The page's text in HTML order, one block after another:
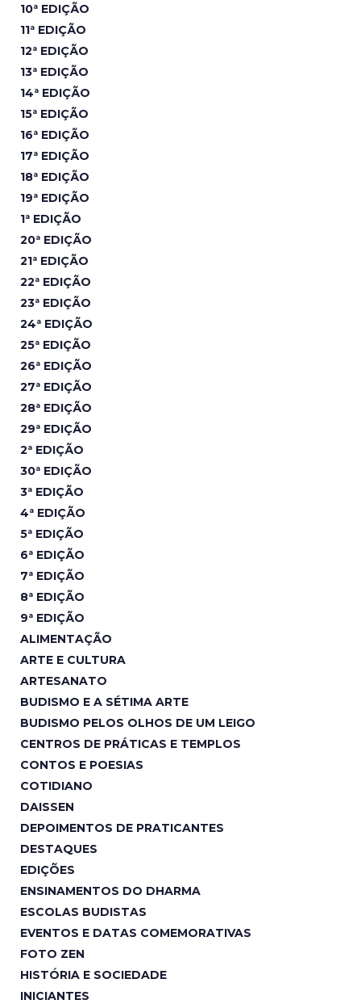
10ª EDIÇÃO
11ª EDIÇÃO
12ª EDIÇÃO
13ª EDIÇÃO
14ª EDIÇÃO
15ª EDIÇÃO
16ª EDIÇÃO
17ª EDIÇÃO
18ª EDIÇÃO
19ª EDIÇÃO
1ª EDIÇÃO
20ª EDIÇÃO
21ª EDIÇÃO
22ª EDIÇÃO
23ª EDIÇÃO
24ª EDIÇÃO
25ª EDIÇÃO
26ª EDIÇÃO
27ª EDIÇÃO
28ª EDIÇÃO
29ª EDIÇÃO
2ª EDIÇÃO
30ª EDIÇÃO
3ª EDIÇÃO
4ª EDIÇÃO
5ª EDIÇÃO
6ª EDIÇÃO
7ª EDIÇÃO
8ª EDIÇÃO
9ª EDIÇÃO
ALIMENTAÇÃO
ARTE E CULTURA
ARTESANATO
BUDISMO E A SÉTIMA ARTE
BUDISMO PELOS OLHOS DE UM LEIGO
CENTROS DE PRÁTICAS E TEMPLOS
CONTOS E POESIAS
COTIDIANO
DAISSEN
DEPOIMENTOS DE PRATICANTES
DESTAQUES
EDIÇÕES
ENSINAMENTOS DO DHARMA
ESCOLAS BUDISTAS
EVENTOS E DATAS COMEMORATIVAS
FOTO ZEN
HISTÓRIA E SOCIEDADE
INICIANTES